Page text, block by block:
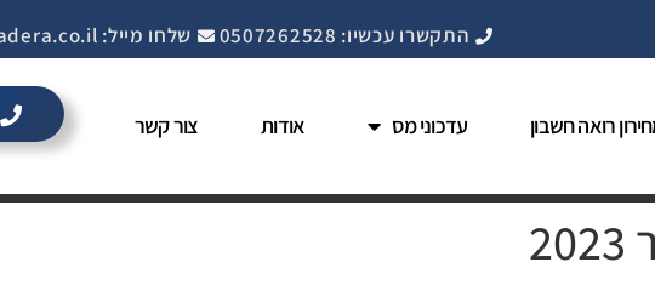
התקשרו עכשיו: 0507262528 שלחו מייל: info@cpahadera.co.il
רואה חשבון עדכוני מס אודות צור קשר